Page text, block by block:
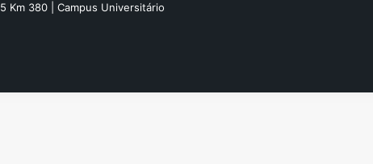
Km 380 | Campus Universitário